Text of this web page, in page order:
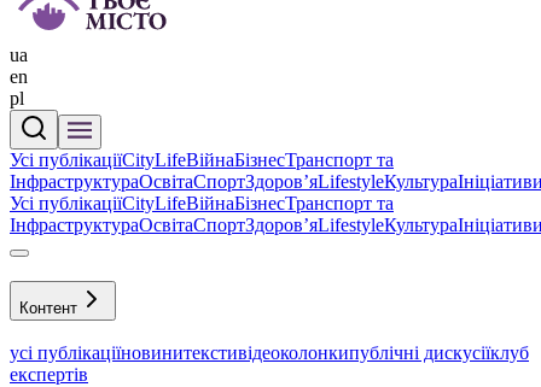
ua
en
pl
Усі публікаціїCityLifeВійнаБізнесТранспорт та
ІнфраструктураОсвітаСпортЗдоровʼяLifestyleКультура
Усі публікаціїCityLifeВійнаБізнесТранспорт та
ІнфраструктураОсвітаСпортЗдоровʼяLifestyleКультура
Контент
усі публікаціїновинитекстивідеоколонкипублічні дискусіїклуб
експертів